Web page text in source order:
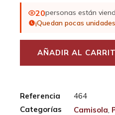
20personas están
¡Quedan pocas
AÑADIR AL
Referencia
464
Categorías
Camisola,